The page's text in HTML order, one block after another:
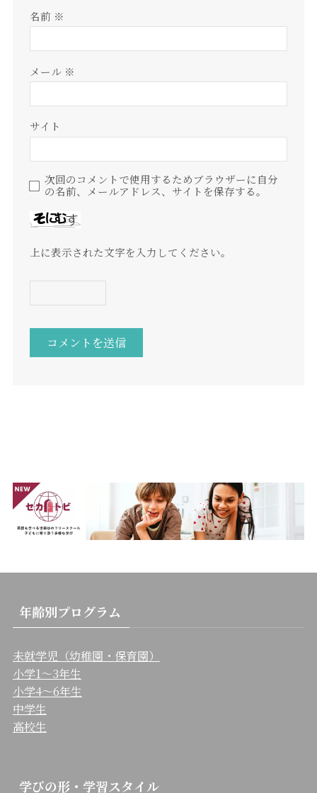
名前 ※
メール ※
サイト
次回のコメントで使用するためブラウザーに自分
の名前、メールアドレス、サイトを保存する。
上に表示された文字を入力してください。
年齢別プログラム
未就学児（幼稚園・保育園）
小学1〜3年生
小学4〜6年生
中学生
高校生
学びの形・学習スタイル